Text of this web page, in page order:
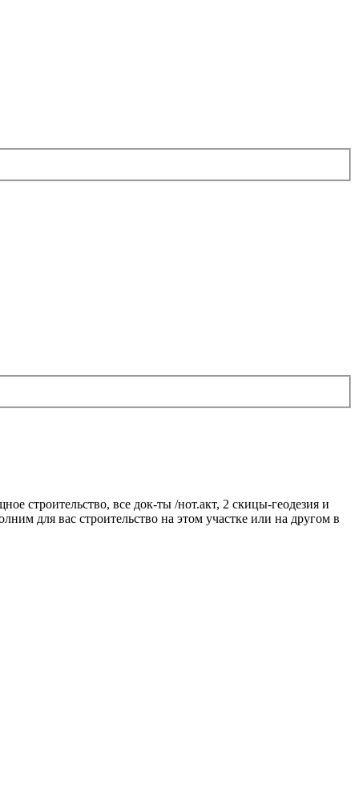
строительство, все док-ты /нот.акт, 2 скицы-геодезия и
для вас строительство на этом участке или на другом в